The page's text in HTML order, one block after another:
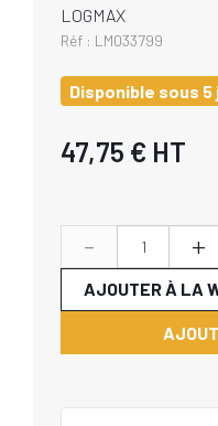
LOGMAX
Réf : LM033799
Disponible sous 5
47,75 € HT
- +
AJOUTER À LA